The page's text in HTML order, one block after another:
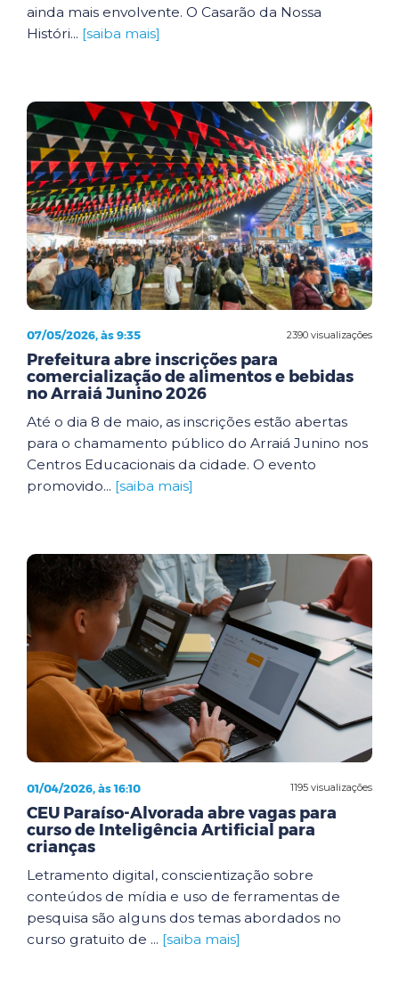
ainda mais envolvente. O Casarão da Nossa
Históri... [saiba mais]
2390 visualizações
07/05/2026, às 9:35
Prefeitura abre inscrições para
comercialização de alimentos e bebidas
no Arraiá Junino 2026
Até o dia 8 de maio, as inscrições estão abertas
para o chamamento público do Arraiá Junino nos
Centros Educacionais da cidade. O evento
promovido... [saiba mais]
1195 visualizações
01/04/2026, às 16:10
CEU Paraíso-Alvorada abre vagas para
curso de Inteligência Artificial para
crianças
Letramento digital, conscientização sobre
conteúdos de mídia e uso de ferramentas de
pesquisa são alguns dos temas abordados no
curso gratuito de ... [saiba mais]